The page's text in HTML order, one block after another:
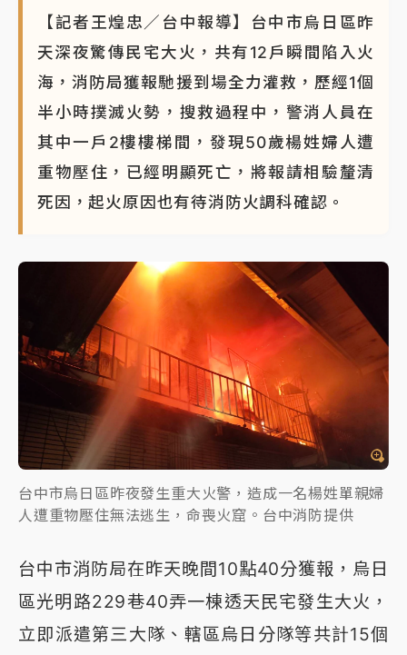
【記者王煌忠／台中報導】台中市烏日區昨
天深夜驚傳民宅大火，共有12戶瞬間陷入火
海，消防局獲報馳援到場全力灌救，歷經1個
半小時撲滅火勢，搜救過程中，警消人員在
其中一戶2樓樓梯間，發現50歲楊姓婦人遭
重物壓住，已經明顯死亡，將報請相驗釐清
死因，起火原因也有待消防火調科確認。
台中市烏日區昨夜發生重大火警，造成一名楊姓單親婦
人遭重物壓住無法逃生，命喪火窟。台中消防提供
台中市消防局在昨天晚間10點40分獲報，烏日
區光明路229巷40弄一棟透天民宅發生大火，
立即派遣第三大隊、轄區烏日分隊等共計15個